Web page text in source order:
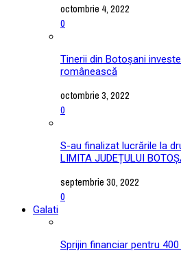
octombrie 4, 2022
0
Tinerii din Botoșani
românească
octombrie 3, 2022
0
S-au finalizat lucrările la
LIMITA JUDEȚULUI
septembrie 30, 2022
0
Galati
Sprijin financiar pentru